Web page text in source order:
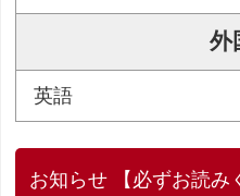
外
英語
お知らせ 【必ずお読み